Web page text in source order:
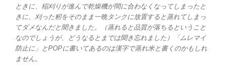
ときに、稲刈りが進んで乾燥機が間に合わなくなってしまったと
きに、刈った籾をそのまま一晩タンクに放置すると蒸れてしまっ
てダメなんだと聞きました。（蒸れると品質が落ちるということ
なのでしょうが、どうなるとまでは聞き忘れました）「ムレマイ
防止に」とPOPに書いてあるのは漢字で蒸れ米と書くのかもしれ
ません。